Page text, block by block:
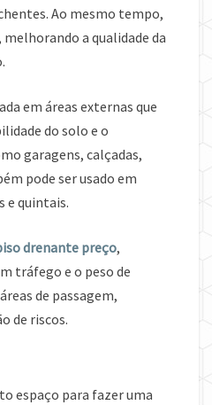
Ao mesmo tempo,
a qualidade da
em áreas externas que
do solo e o
garagens, calçadas,
pode ser usado em
e quintais.
drenante preço,
tráfego e o peso de
de passagem,
de riscos.
espaço para fazer uma